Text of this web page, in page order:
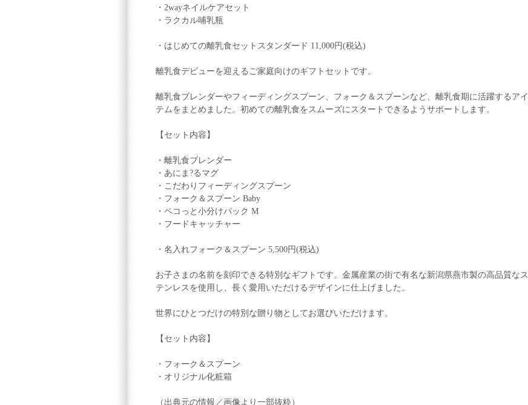
・2wayネイルケアセット
・ラクカル哺乳瓶
・はじめての離乳食セットスタンダード 11,000円(税込)
離乳食デビューを迎えるご家庭向けのギフトセットです。
離乳食ブレンダーやフィーディングスプーン、フォーク＆スプーンなど、離乳食期に活躍するアイ
テムをまとめました。初めての離乳食をスムーズにスタートできるようサポートします。
【セット内容】
・離乳食ブレンダー
・あにま?るマグ
・こだわりフィーディングスプーン
・フォーク＆スプーン Baby
・ペコっと小分けパック M
・フードキャッチャー
・名入れフォーク＆スプーン 5,500円(税込)
お子さまの名前を刻印できる特別なギフトです。金属産業の街で有名な新潟県燕市製の高品質なス
テンレスを使用し、長く愛用いただけるデザインに仕上げました。
世界にひとつだけの特別な贈り物としてお選びいただけます。
【セット内容】
・フォーク＆スプーン
・オリジナル化粧箱
（出典元の情報／画像より一部抜粋）